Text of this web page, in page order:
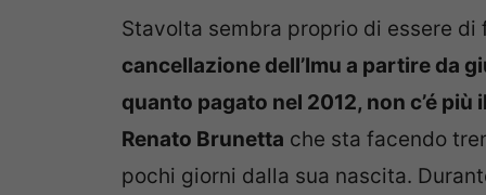
Stavolta sembra proprio di essere di
cancellazione dell’Imu a partire da
quanto pagato nel 2012, non c’é più
Renato Brunetta che sta facendo
pochi giorni dalla sua nascita.